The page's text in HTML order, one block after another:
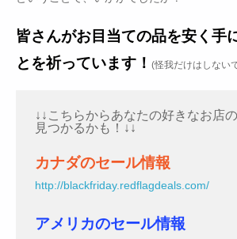
皆さんがお目当ての品を安く手
とを祈っています！ (怪我だけはしない
↓↓こちらからあなたの好きなお店
見つかるかも！↓↓
カナダのセール情報
http://blackfriday.redflagdeals.com/
アメリカのセール情報